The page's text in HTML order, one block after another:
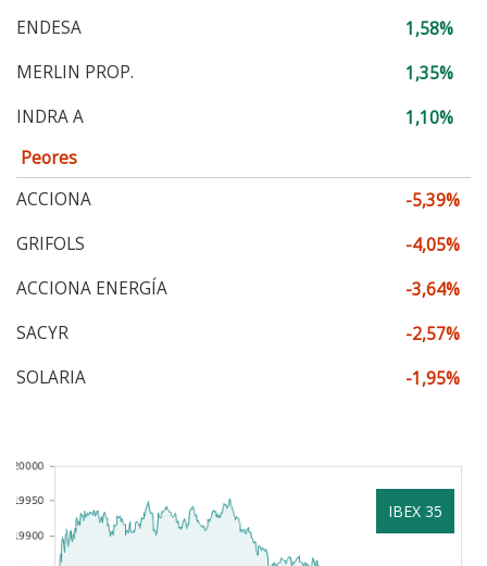
IBEX 35
ENDESA
1,58%
MERLIN PROP.
1,35%
INDRA A
1,10%
Peores
ACCIONA
-5,39%
GRIFOLS
-4,05%
ACCIONA ENERGÍA
-3,64%
SACYR
-2,57%
SOLARIA
-1,95%